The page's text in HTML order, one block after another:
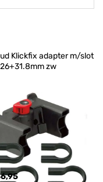
Klickfix adapter m/slot
zw